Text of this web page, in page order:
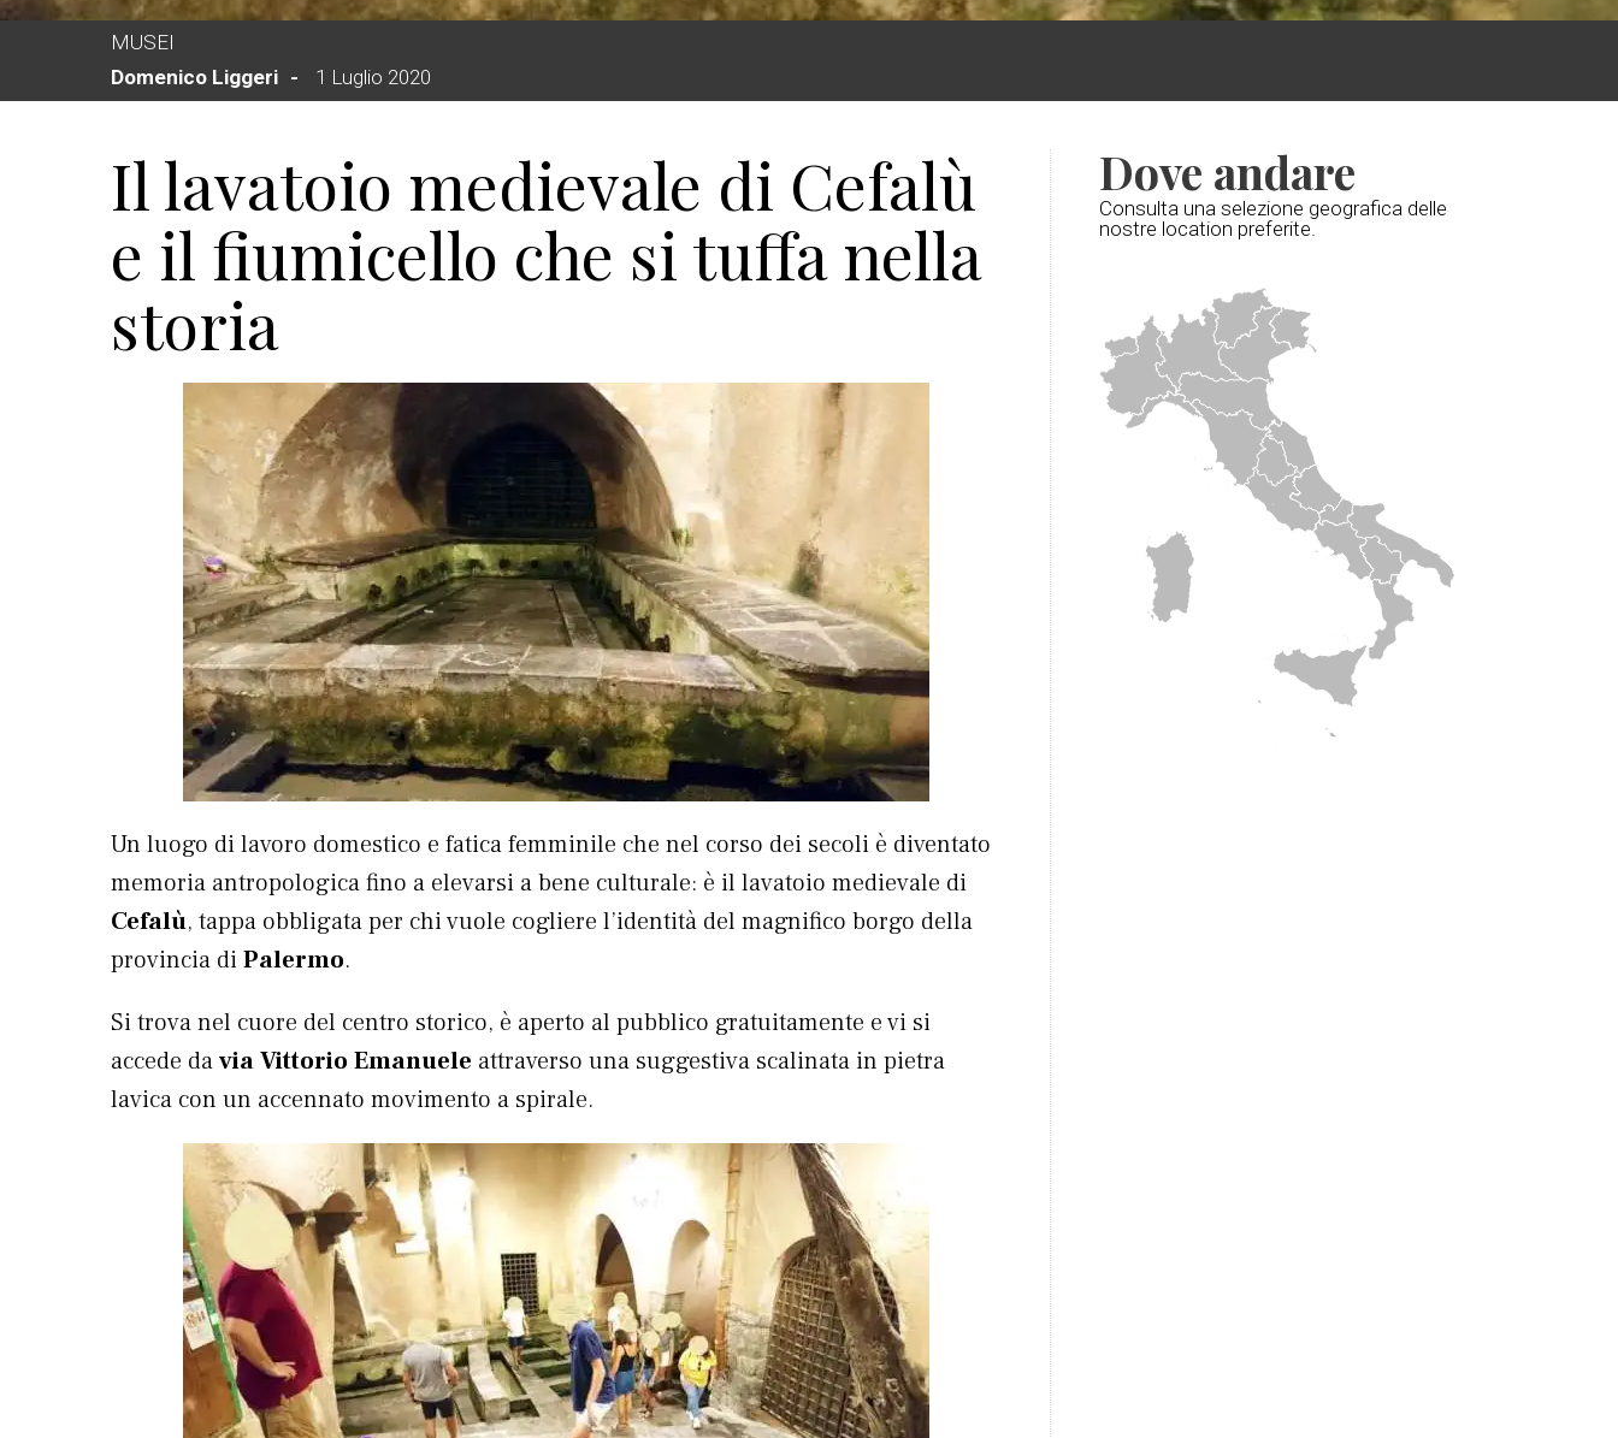
MUSEI
Domenico Liggeri
1 Luglio 2020
Il lavatoio medievale di Cefalù
e il fiumicello che si tuffa nella
storia
Un luogo di lavoro domestico e fatica femminile che nel corso dei secoli è diventato
memoria antropologica fino a elevarsi a bene culturale: è il lavatoio medievale di
Cefalù, tappa obbligata per chi vuole cogliere l’identità del magnifico borgo della
provincia diPalermo.
Si trova nel cuore del centro storico, è aperto al pubblico gratuitamente e vi si
accede davia Vittorio Emanuele attraverso una suggestiva scalinata in pietra
lavica con un accennato movimento a spirale.
Dove andare
Consulta una selezione geografica delle
nostre location preferite.